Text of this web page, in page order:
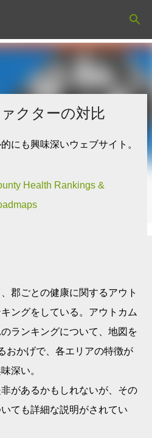
クターの対比
にも興味深いウェブサイト。
Health Rankings &
郡ごとの健康に関するアウト
ングをしている。アウトカム
ランキングについて、地図を
おかげで、各エリアの特徴が
深い。
があるかもしれないが、その
ても詳細な説明がされてい